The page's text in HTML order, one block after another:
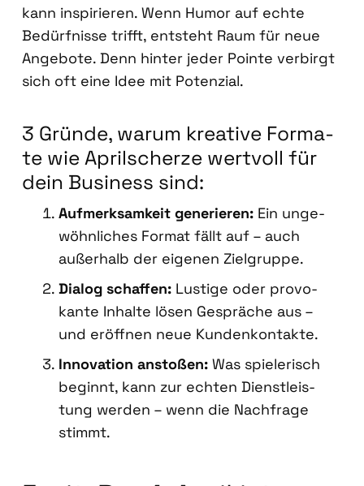
kann inspi­rie­ren. Wenn Humor auf ech­te
Bedürf­nis­se trifft, ent­steht Raum für neue
Ange­bo­te. Denn hin­ter jeder Poin­te ver­birgt
sich oft eine Idee mit Poten­zi­al.
3 Grün­de, war­um krea­ti­ve For­ma­
te wie April­scher­ze wert­voll für
dein Busi­ness sind:
Auf­merk­sam­keit gene­rie­ren: Ein unge­
wöhn­li­ches For­mat fällt auf – auch
außer­halb der eige­nen Ziel­grup­pe.
Dia­log schaf­fen: Lus­ti­ge oder pro­vo­
kan­te Inhal­te lösen Gesprä­che aus –
und eröff­nen neue Kun­den­kon­tak­te.
Inno­va­ti­on ansto­ßen: Was spie­le­risch
beginnt, kann zur ech­ten Dienst­leis­
tung wer­den – wenn die Nach­fra­ge
stimmt.